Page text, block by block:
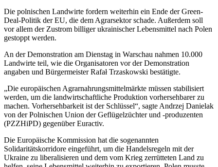
Die polnischen Landwirte fordern weiterhin ein Ende der Green-
Deal-Politik der EU, die dem Agrarsektor schade. Außerdem soll
vor allem der Zustrom billiger ukrainischer Lebensmittel nach Polen
gestoppt werden.
An der Demonstration am Dienstag in Warschau nahmen 10.000
Landwirte teil, wie die Organisatoren vor der Demonstration
angaben und Bürgermeister Rafał Trzaskowski bestätigte.
„Die europäischen Agrarnahrungsmittelmärkte müssen stabilisiert
werden, um die landwirtschaftliche Produktion vorhersehbarer zu
machen. Vorhersehbarkeit ist der Schlüssel“, sagte Andrzej Danielak
von der Polnischen Union der Geflügelzüchter und -produzenten
(PZZHiPD) gegenüber Euractiv.
Die Europäische Kommission hat die sogenannten
Solidaritätskorridore eingeführt, um die Handelsregeln mit der
Ukraine zu liberalisieren und dem vom Krieg zerrütteten Land zu